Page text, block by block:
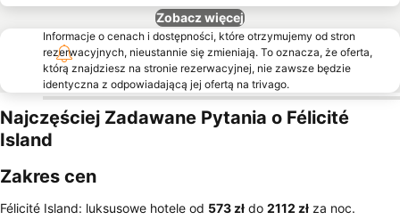
Zobacz więcej
Informacje o cenach i dostępności, które otrzymujemy od stron
rezerwacyjnych, nieustannie się zmieniają. To oznacza, że oferta,
którą znajdziesz na stronie rezerwacyjnej, nie zawsze będzie
identyczna z odpowiadającą jej ofertą na trivago.
Najczęściej Zadawane Pytania o Félicité
Island
Zakres cen
Félicité Island: luksusowe hotele od ‎573 zł do ‎2112 zł za noc.